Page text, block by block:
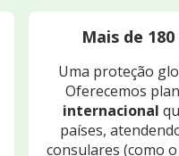
Mais de
Uma proteção
Oferecemos
internacional
países,
consulares (como